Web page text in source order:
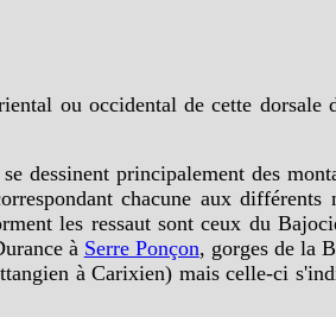
ou occidental de cette dorsale
dessinent principalement des
chacune aux différents
les ressaut sont ceux du
à Serre Ponçon, gorges de la
à Carixien) mais celle-ci